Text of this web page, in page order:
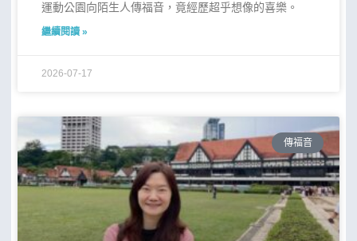
運動公園向陌生人傳福音，竟經歷超乎想像的喜樂。
繼續閱讀 »
2026-07-17
傳福音